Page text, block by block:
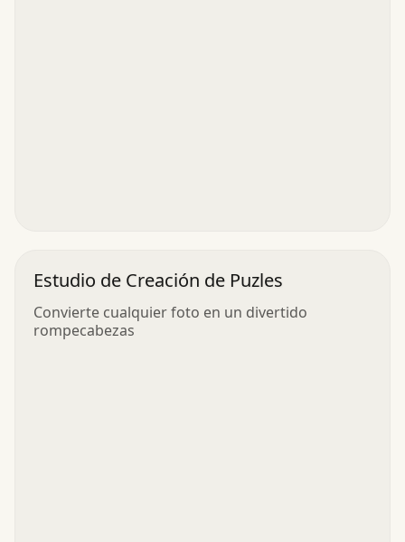
Estudio de Creación de Puzles
Convierte cualquier foto en un divertido
rompecabezas